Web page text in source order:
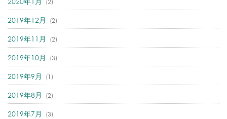
(2)
2019年12月 (2)
2019年11月 (2)
2019年10月 (3)
2019年9月 (1)
2019年8月 (2)
2019年7月 (3)